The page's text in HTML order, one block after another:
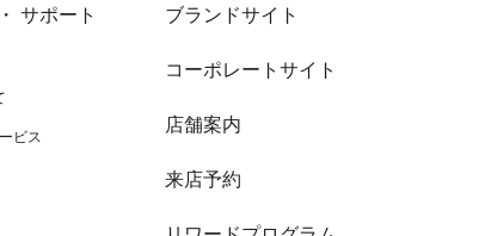
サポート
ビス
ブランドサイト
コーポレートサイト
店舗案内
来店予約